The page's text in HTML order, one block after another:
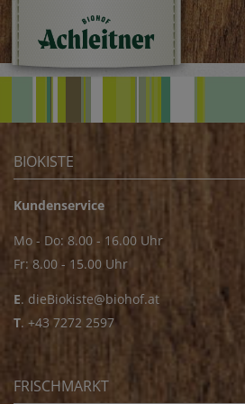
BIOKISTE
Kundenservice
Mo - Do: 8.00 - 16.00 Uhr
Fr: 8.00 - 15.00 Uhr
E. dieBiokiste@biohof.at
T. +43 7272 2597
FRISCHMARKT